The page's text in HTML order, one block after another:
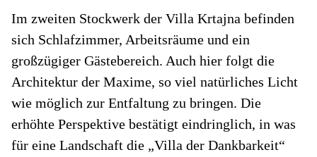
Im zweiten Stockwerk der Villa Krtajna befinden
sich Schlafzimmer, Arbeitsräume und ein
großzügiger Gästebereich. Auch hier folgt die
Architektur der Maxime, so viel natürliches Licht
wie möglich zur Entfaltung zu bringen. Die
erhöhte Perspektive bestätigt eindringlich, in was
für eine Landschaft die „Villa der Dankbarkeit“